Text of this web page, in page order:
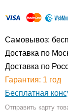
Самовывоз:
Доставка по
Доставка по
Гарантия: 1 год
Бесплатная
Отправить карту